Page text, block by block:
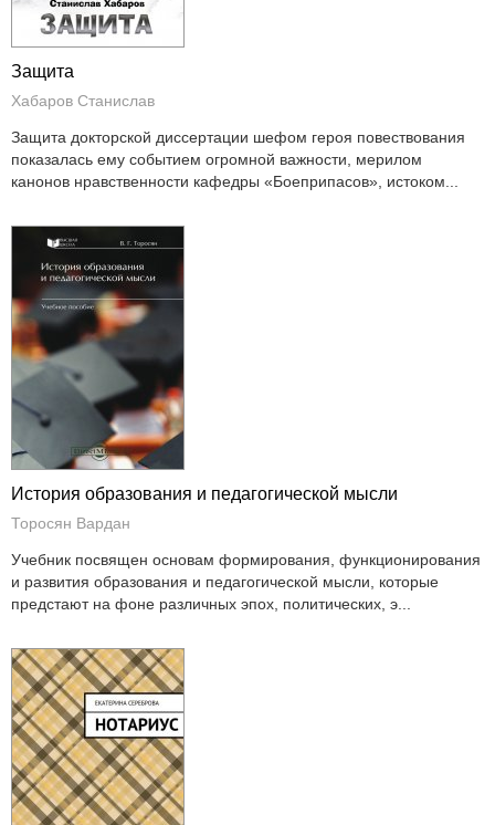
Защита
Хабаров Станислав
Защита докторской диссертации шефом героя повествования
показалась ему событием огромной важности, мерилом
канонов нравственности кафедры «Боеприпасов», истоком...
История образования и педагогической мысли
Торосян Вардан
Учебник посвящен основам формирования, функционирования
и развития образования и педагогической мысли, которые
предстают на фоне различных эпох, политических, э...